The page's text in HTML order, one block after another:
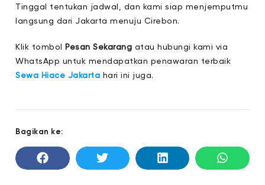
Tinggal tentukan jadwal, dan kami siap menjemputmu
langsung dari Jakarta menuju Cirebon.
Klik tombol Pesan Sekarang atau hubungi kami via
WhatsApp untuk mendapatkan penawaran terbaik
Sewa Hiace Jakarta hari ini juga.
Bagikan ke: